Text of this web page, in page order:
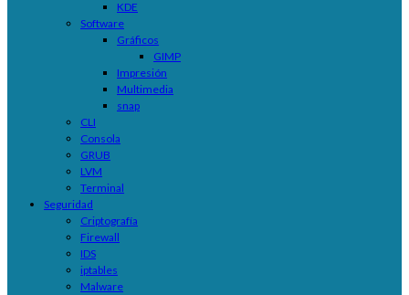
KDE
Software
Gráficos
GIMP
Impresión
Multimedia
snap
CLI
Consola
GRUB
LVM
Terminal
Seguridad
Criptografía
Firewall
IDS
iptables
Malware